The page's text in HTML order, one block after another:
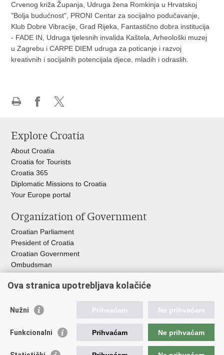
Crvenog križa Županja, Udruga žena Romkinja u Hrvatskoj
"Bolja budućnost", PRONI Centar za socijalno podučavanje,
Klub Dobre Vibracije, Grad Rijeka, Fantastično dobra institucija
- FADE IN, Udruga tjelesnih invalida Kaštela, Arheološki muzej
u Zagrebu i CARPE DIEM udruga za poticanje i razvoj
kreativnih i socijalnih potencijala djece, mladih i odraslih.
page
Facebook
X
Explore Croatia
About Croatia
Croatia for Tourists
Croatia 365
Diplomatic Missions to Croatia
Your Europe portal​
Organization of Government
Croatian Parliament
President of Croatia
Croatian Government
Ombudsman​
Useful links
ILO
CPII
Ova stranica upotrebljava kolačiće
Nužni Prihvaćam Ne prihvaćam
Funkcionalni Prihvaćam Ne prihvaćam